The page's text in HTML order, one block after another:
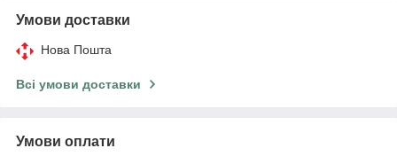
Умови доставки
Нова Пошта
Всі умови доставки
Умови оплати